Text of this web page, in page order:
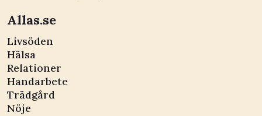
Allas.se
Livsöden
Hälsa
Relationer
Handarbete
Trädgård
Nöje